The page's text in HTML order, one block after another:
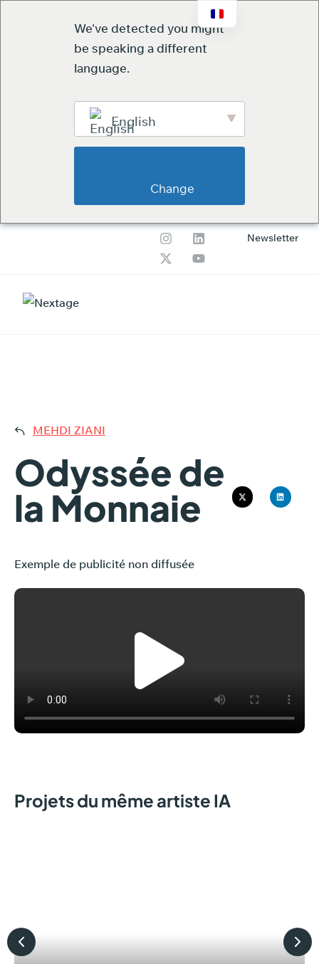
We've detected you might
be speaking a different
language.
English
Newsletter
MEHDI ZIANI
Odyssée de
la Monnaie
Exemple de publicité non diffusée
Projets du même artiste IA